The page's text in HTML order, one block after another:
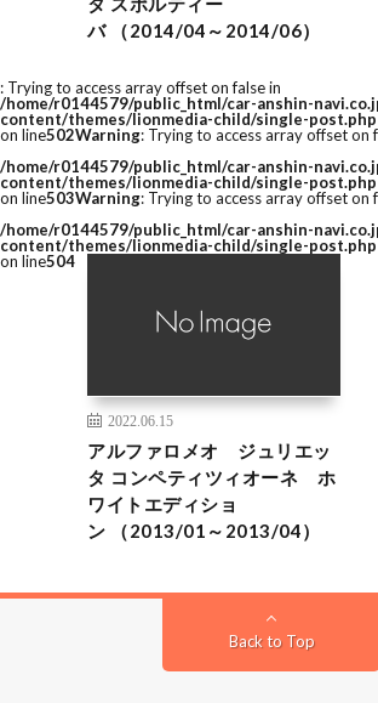
バ （2014/04～2014/06）
: Trying to access array offset on false in
/home/r0144579/public_html/car-anshin-
content/themes/lionmedia-child/single-post.php
on line502Warning: Trying to access array offset on
/home/r0144579/public_html/car-anshin-
content/themes/lionmedia-child/single-post.php
on line503Warning: Trying to access array offset on
/home/r0144579/public_html/car-anshin-
content/themes/lionmedia-child/single-post.php
on line504
2022.06.15
アルファロメオ ジュリエッ
タ コンペティツィオーネ ホ
ワイトエディショ
ン （2013/01～2013/04）
Back to Top